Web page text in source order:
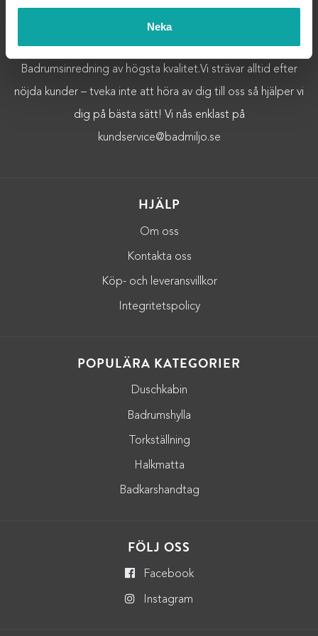
Neka
OM OSS
Välkommen till Badmiljö! Här hittar du Badrumstillbehör och
Badrumsinredning av högsta kvalitet.Vi strävar alltid efter
nöjda kunder – tveka inte att höra av dig till oss så hjälper vi
dig på bästa sätt! Vi nås enklast på
kundservice@badmiljo.se
HJÄLP
Om oss
Kontakta oss
Köp- och leveransvillkor
Integritetspolicy
POPULÄRA KATEGORIER
Duschkabin
Badrumshylla
Torkställning
Halkmatta
Badkarshandtag
FÖLJ OSS
Facebook
Instagram